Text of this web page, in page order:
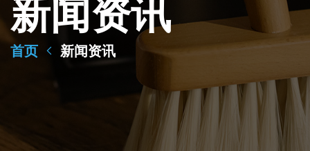
新闻资讯
首页 新闻资讯